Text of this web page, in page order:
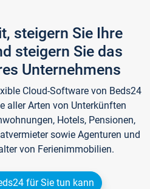
steigern Sie Ihre
steigern Sie das
Unternehmens
Cloud-Software von Beds24
aller Arten von Unterkünften
Hotels, Pensionen,
sowie Agenturen und
von Ferienimmobilien.
für Sie tun kann